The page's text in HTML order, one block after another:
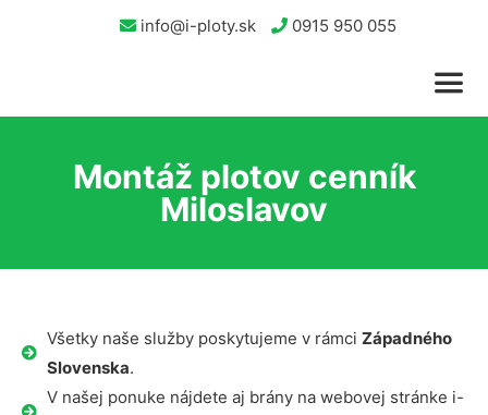
info@i-ploty.sk 0915 950 055
Montáž plotov cenník
Miloslavov
Všetky naše služby poskytujeme v rámci Západného
Slovenska.
V našej ponuke nájdete aj brány na webovej stránke i-